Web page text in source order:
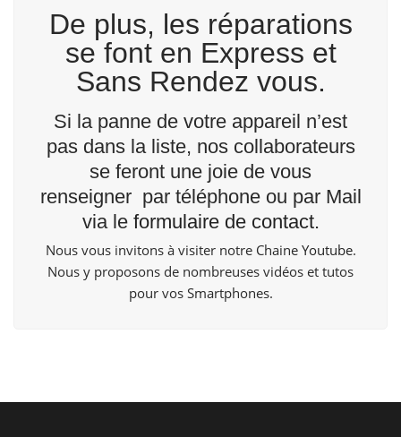
De plus, les réparations
se font en Express et
Sans Rendez vous.
Si la panne de votre appareil n’est
pas dans la liste, nos collaborateurs
se feront une joie de vous
renseigner par téléphone ou par Mail
via le formulaire de contact.
Nous vous invitons à visiter notre Chaine Youtube.
Nous y proposons de nombreuses vidéos et tutos
pour vos Smartphones.